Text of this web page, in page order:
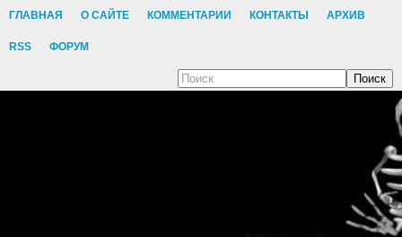
ГЛАВНАЯ О САЙТЕ КОММЕНТАРИИ КОНТАКТЫ АРХИВ
RSS ФОРУМ
Поиск